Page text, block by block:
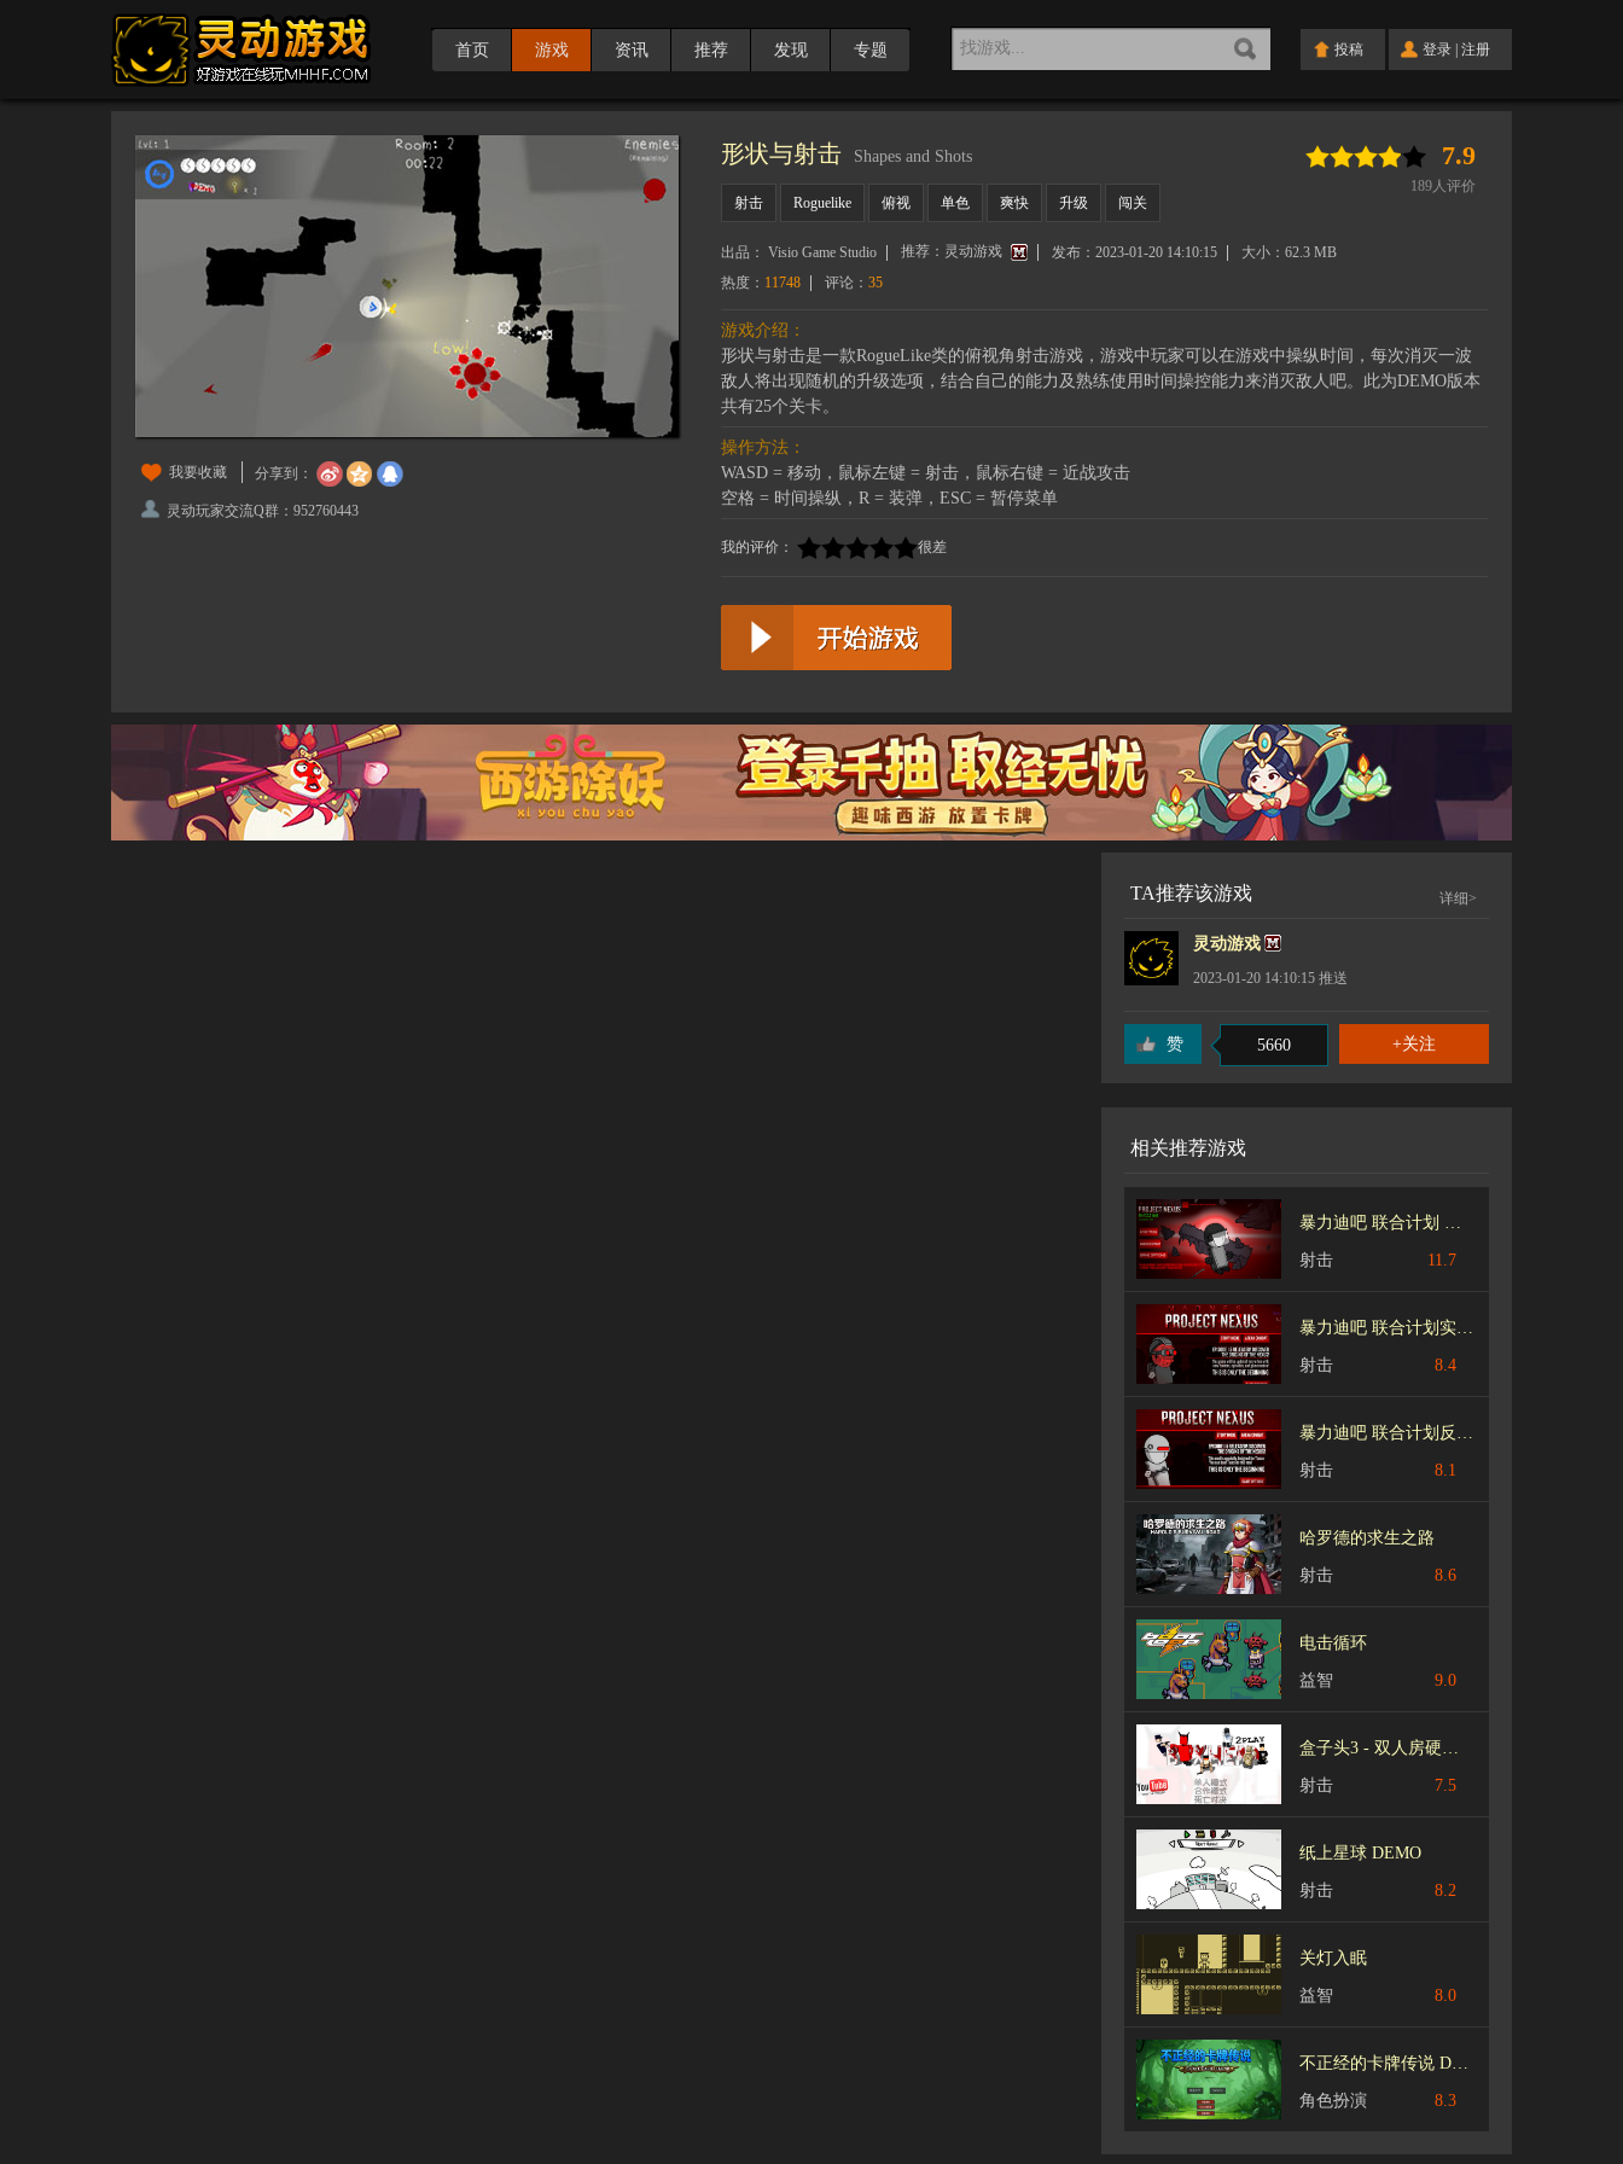
首页 游戏 资讯 推荐 发现 专题 投稿 登录 注册
我要收藏 分享到：
灵动玩家交流Q群：952760443
7.9
189人评价
形状与射击 Shapes and Shots
射击 Roguelike 俯视 单色 爽快 升级 闯关
出品： Visio Game Studio 推荐： 灵动游戏 发布： 2023-01-20 14:10:15 大小： 62.3 MB
热度： 11748 评论： 35
游戏介绍：
形状与射击是一款RogueLike类的俯视角射击游戏，游戏中玩家可以在游戏中操纵时间，每次消灭一波
敌人将出现随机的升级选项，结合自己的能力及熟练使用时间操控能力来消灭敌人吧。此为DEMO版本
共有25个关卡。
操作方法：
WASD = 移动，鼠标左键 = 射击，鼠标右键 = 近战攻击
空格 = 时间操纵，R = 装弹，ESC = 暂停菜单
我的评价： 很差
TA推荐该游戏 详细>
灵动游戏
2023-01-20 14:10:15 推送
赞 5660
相关推荐游戏
暴力迪吧 联合计划 MPNC C.C.C.模组
射击 11.7
暴力迪吧 联合计划实验体Mod
射击 8.4
暴力迪吧 联合计划反钩战争
射击 8.1
哈罗德的求生之路
射击 8.6
电击循环
益智 9.0
盒子头3 - 双人房硬盘汉化版
射击 7.5
纸上星球 DEMO
射击 8.2
关灯入眠
益智 8.0
不正经的卡牌传说 Demo
角色扮演 8.3